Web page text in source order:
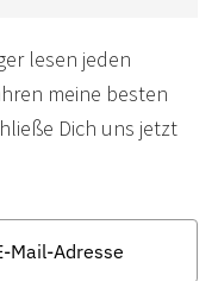
lesen jeden
meine besten
Dich uns jetzt